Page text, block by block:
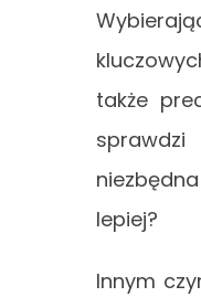
także
lepiej?
Innym